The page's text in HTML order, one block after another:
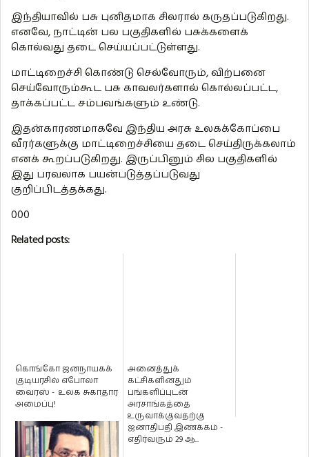
இந்தியாவில் பசு புனிதமாக சிலரால் கருதப்படுகிறது.
எனவே, நாட்டின் பல பகுதிகளில் பசுக்களைக்
கொல்வது தடை செய்யப்பட்டுள்ளது.
மாட்டிறைச்சி கொண்டு செல்வோரும், விற்பனை
செய்வோரும்கூட பசு காவலர்களால் கொல்லப்பட்ட,
தாக்கப்பட்ட சம்பவங்களும் உண்டு.
இதன்காரணமாகவே இந்திய அரசு உலகக்கோப்பை
வீரர்களுக்கு மாட்டிறைச்சியை தடை செய்திருக்கலாம்
எனக் கூறப்படுகிறது. இருப்பினும் சில பகுதிகளில்
இது பரவலாக பயன்படுத்தப்படுவது
குறிப்பிடத்தக்கது.
000
Related posts:
கொங்கோ ஜனநாயகக்
குடியரசில் எபோலா
வைரஸ் - உலக சுகாதார
அமைப்பு!
அனைத்துக்
கட்சிகளினதும்
பங்களிப்புடன்
அரசாங்கத்தை
உருவாக்குவதற்கு
ஜனாதிபதி இணக்கம் -
எதிர்வரும் 29 ஆ...